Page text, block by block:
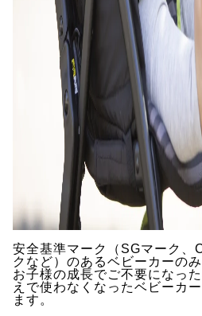
安全基準マーク（SGマーク、
クなど）のあるベビーカーの
お子様の成長でご不要になっ
えで使わなくなったベビーカ
ます。